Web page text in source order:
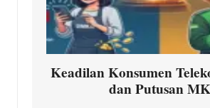
Keadilan Konsumen
dan Putusan MK